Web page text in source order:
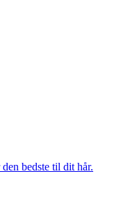
bedste til dit hår.